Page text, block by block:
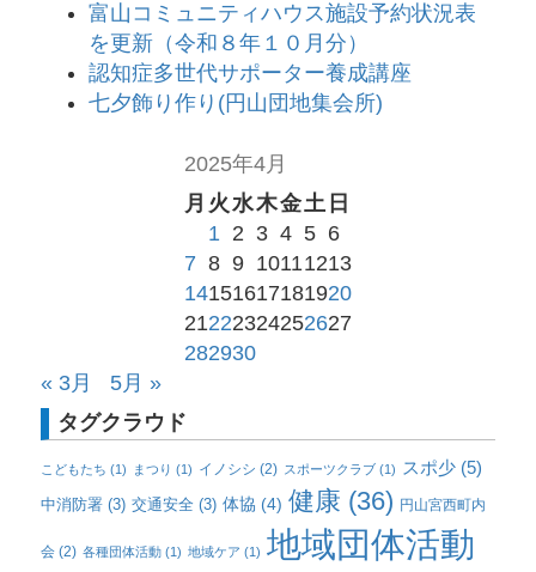
富山コミュニティハウス施設予約状況表
を更新（令和８年１０月分）
認知症多世代サポーター養成講座
七夕飾り作り(円山団地集会所)
2025年4月
月 火 水木金土 日
1 2 3 4 5 6
7 8 9 10111213
14151617181920
21222324252627
282930
« 3月
5月 »
タグクラウド
こどもたち (1) まつり (1) イノシシ (2) スポーツクラブ(1) スポ少(5)
中消防署(3) 交通安全(3) 体協 (4) 健康 (36) 円山宮西町内
会(2) 各種団体活動(1) 地域ケア (1) 地域団体活動